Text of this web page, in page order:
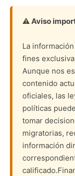
⚠️ Aviso
La
fines
Aunque nos
contenido
oficiales, las
políticas
tomar
migratorias,
información